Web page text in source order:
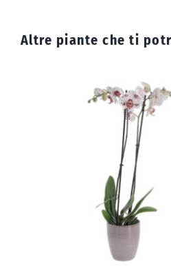
Altre piante cheti